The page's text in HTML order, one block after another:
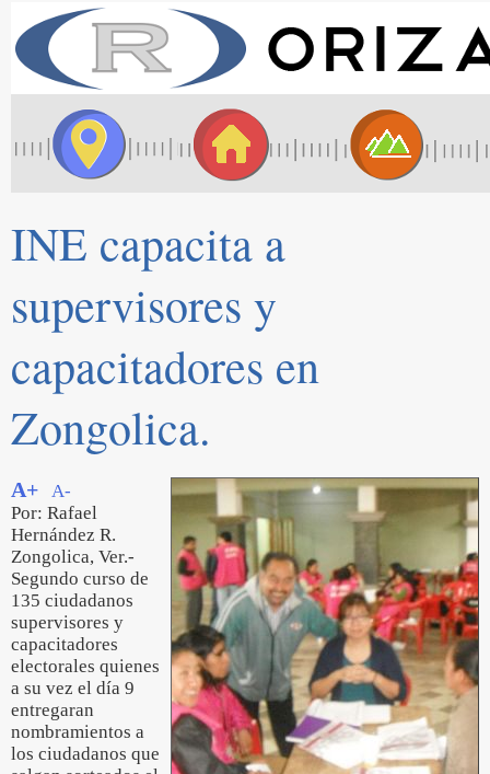
INE capacita a
supervisores y
capacitadores en
Zongolica.
A+
A-
Por: Rafael
Hernández R.
Zongolica, Ver.-
Segundo curso de
135 ciudadanos
supervisores y
capacitadores
electorales quienes
a su vez el día 9
entregaran
nombramientos a
los ciudadanos que